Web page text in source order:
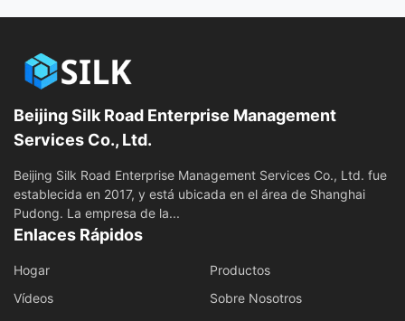
Beijing Silk Road Enterprise Management
Services Co., Ltd.
Beijing Silk Road Enterprise Management Services Co., Ltd. fue
establecida en 2017, y está ubicada en el área de Shanghai
Pudong. La empresa de la...
Enlaces Rápidos
Hogar
Productos
Vídeos
Sobre Nosotros